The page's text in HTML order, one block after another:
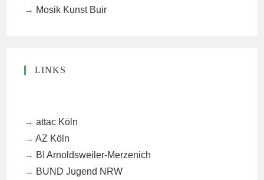
Mosik Kunst Buir
LINKS
attac Köln
AZ Köln
BI Arnoldsweiler-Merzenich
BUND Jugend NRW